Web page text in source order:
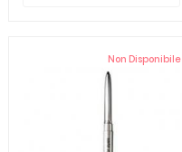
Non Disponibile